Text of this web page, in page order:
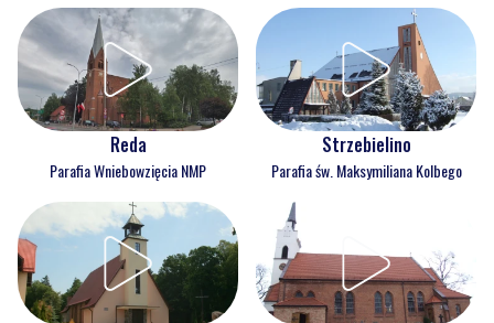
Reda
Parafia Wniebowzięcia NMP
Strzebielino
Parafia św. Maksymiliana Kolbego